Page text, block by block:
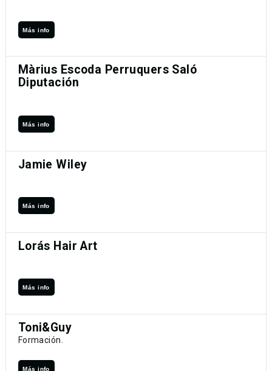
Más info
Màrius Escoda Perruquers Saló
Diputación
Más info
Jamie Wiley
Más info
Lorás Hair Art
Más info
Toni&Guy
Formación.
Más info